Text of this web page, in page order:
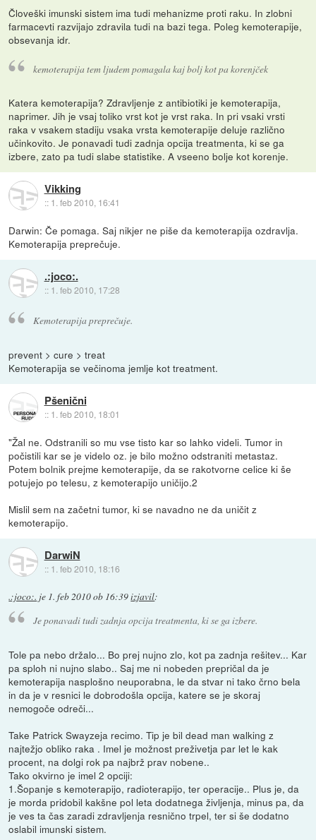
Človeški imunski sistem ima tudi mehanizme proti raku. In zlobni
farmacevti razvijajo zdravila tudi na bazi tega. Poleg kemoterapije,
obsevanja idr.
kemoterapija tem ljudem pomagala kaj bolj kot pa korenjček
Katera kemoterapija? Zdravljenje z antibiotiki je kemoterapija,
naprimer. Jih je vsaj toliko vrst kot je vrst raka. In pri vsaki vrsti
raka v vsakem stadiju vsaka vrsta kemoterapije deluje različno
učinkovito. Je ponavadi tudi zadnja opcija treatmenta, ki se ga
izbere, zato pa tudi slabe statistike. A vseeno bolje kot korenje.
Vikking
:: 1. feb 2010, 16:41
Darwin: Če pomaga. Saj nikjer ne piše da kemoterapija ozdravlja.
Kemoterapija preprečuje.
.:joco:.
:: 1. feb 2010, 17:28
Kemoterapija preprečuje.
prevent > cure > treat
Kemoterapija se večinoma jemlje kot treatment.
Pšenični
:: 1. feb 2010, 18:01
"Žal ne. Odstranili so mu vse tisto kar so lahko videli. Tumor in
počistili kar se je videlo oz. je bilo možno odstraniti metastaz.
Potem bolnik prejme kemoterapije, da se rakotvorne celice ki še
potujejo po telesu, z kemoterapijo uničijo.2
Mislil sem na začetni tumor, ki se navadno ne da uničit z
kemoterapijo.
DarwiN
:: 1. feb 2010, 18:16
.:joco:. je 1. feb 2010 ob 16:39izjavil:
Je ponavadi tudi zadnja opcija treatmenta, ki se ga izbere.
Tole pa nebo držalo... Bo prej nujno zlo, kot pa zadnja rešitev... Kar
pa sploh ni nujno slabo.. Saj me ni nobeden prepričal da je
kemoterapija nasplošno neuporabna, le da stvar ni tako črno bela
in da je v resnici le dobrodošla opcija, katere se je skoraj
nemogoče odreči...
Take Patrick Swayzeja recimo. Tip je bil dead man walking z
najtežjo obliko raka . Imel je možnost preživetja par let le kak
procent, na dolgi rok pa najbrž prav nobene..
Tako okvirno je imel 2 opciji:
1.Šopanje s kemoterapijo, radioterapijo, ter operacije.. Plus je, da
je morda pridobil kakšne pol leta dodatnega življenja, minus pa, da
je ves ta čas zaradi zdravljenja resnično trpel, ter si še dodatno
oslabil imunski sistem.